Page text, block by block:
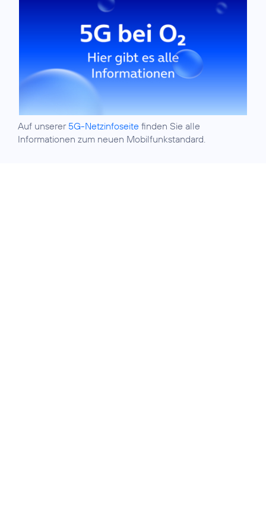
Auf unserer 5G-Netzinfoseite finden Sie alle
Informationen zum neuen Mobilfunkstandard.